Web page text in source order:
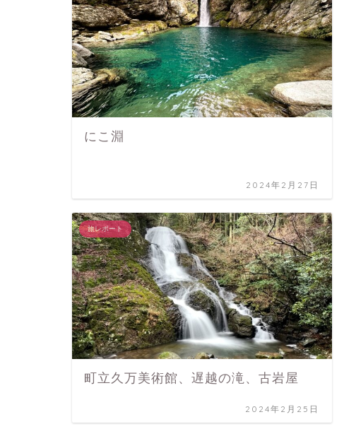
にこ淵
2024年2月27日
旅レポート
町立久万美術館、遅越の滝、古岩屋
2024年2月25日